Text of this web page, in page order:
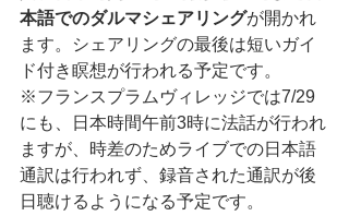
本語でのダルマシェアリングが開かれ
ます。シェアリングの最後は短いガイ
ド付き瞑想が行われる予定です。
※フランスプラムヴィレッジでは7/29
にも、日本時間午前3時に法話が行われ
ますが、時差のためライブでの日本語
通訳は行われず、録音された通訳が後
日聴けるようになる予定です。